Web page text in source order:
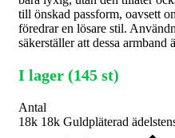
till önskad passform, oavsett
föredrar en lösare stil.
säkerställer att dessa armband
I lager (145 st)
Antal
18k 18k Guldpläterad